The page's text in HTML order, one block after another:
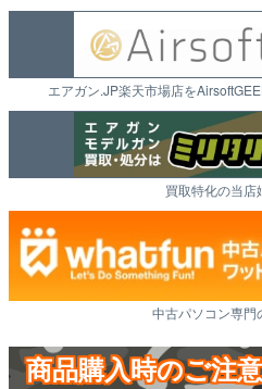
エアガン.JP楽天市場店を
買取特化の当店
中古パソコン専門
商品購入時のご注意